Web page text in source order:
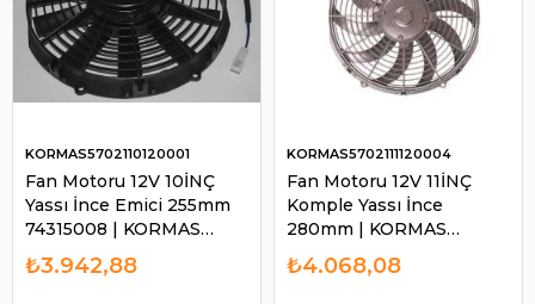
Fan Motoru 12V 10İNÇ
Yassı İnce Emici 255mm
74315008 | KORMAS
5702110120001
KORMAS5702110120001
₺3.942,88
Fan Motoru 12V 11İNÇ
Komple Yassı İnce
280mm | KORMAS
5702111120004
KORMAS5702111120004
₺4.068,08